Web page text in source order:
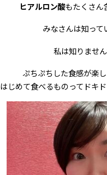
ヒアルロン酸もたくさん
みなさんは知って
私は知りませ
ぷちぷちした食感が楽
はじめて食べるものってドキ